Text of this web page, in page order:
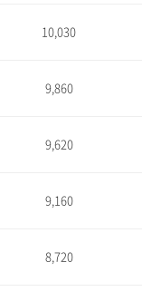
10,030
9,860
9,620
9,160
8,720